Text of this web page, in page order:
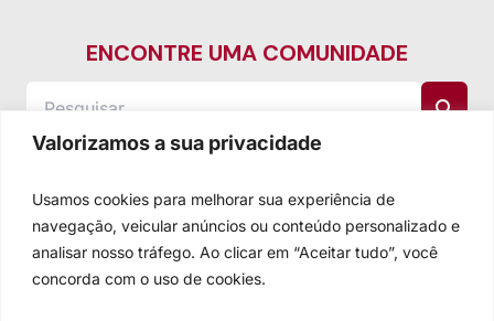
Valorizamos a sua privacidade
Usamos cookies para melhorar sua experiência de
navegação, veicular anúncios ou conteúdo personalizado e
analisar nosso tráfego. Ao clicar em “Aceitar tudo”, você
concorda com o uso de cookies.
ENCONTRE UMA COMUNIDADE